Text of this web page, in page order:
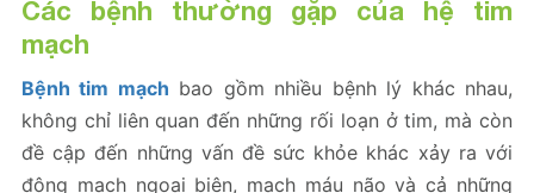
Các bệnh thường gặp của hệ tim
mạch
Bệnh tim mạch bao gồm nhiều bệnh lý khác nhau,
không chỉ liên quan đến những rối loạn ở tim, mà còn
đề cập đến những vấn đề sức khỏe khác xảy ra với
động mạch ngoại biên, mạch máu não và cả những